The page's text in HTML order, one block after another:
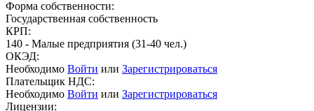
Форма собственности:
Государственная собственность
КРП:
140 - Малые предприятия (31-40 чел.)
ОКЭД:
Необходимо Войти или Зарегистрироваться
Плательщик НДС:
Необходимо Войти или Зарегистрироваться
Лицензии: